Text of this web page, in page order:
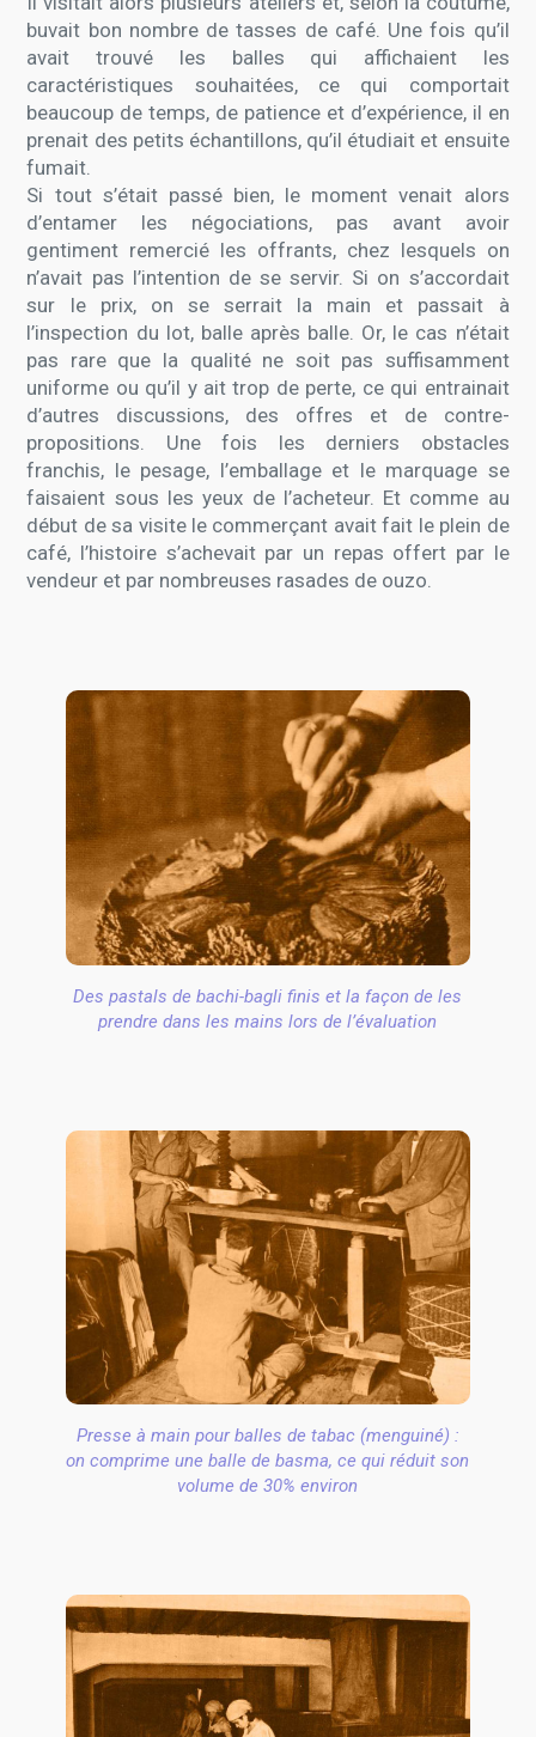
buvait bon nombre de tasses de café. Une fois qu’il
avait trouvé les balles qui affichaient les
caractéristiques souhaitées, ce qui comportait
beaucoup de temps, de patience et d’expérience, il en
prenait des petits échantillons, qu’il étudiait et ensuite
fumait.
Si tout s’était passé bien, le moment venait alors
d’entamer les négociations, pas avant avoir
gentiment remercié les offrants, chez lesquels on
n’avait pas l’intention de se servir. Si on s’accordait
sur le prix, on se serrait la main et passait à
l’inspection du lot, balle après balle. Or, le cas n’était
pas rare que la qualité ne soit pas suffisamment
uniforme ou qu’il y ait trop de perte, ce qui entrainait
d’autres discussions, des offres et de contre-
propositions. Une fois les derniers obstacles
franchis, le pesage, l’emballage et le marquage se
faisaient sous les yeux de l’acheteur. Et comme au
début de sa visite le commerçant avait fait le plein de
café, l’histoire s’achevait par un repas offert par le
vendeur et par nombreuses rasades de ouzo.
Des pastals de bachi-bagli finis et la façon de les
prendre dans les mains lors de l’évaluation
Presse à main pour balles de tabac (menguiné) :
on comprime une balle de basma, ce qui réduit son
volume de 30% environ